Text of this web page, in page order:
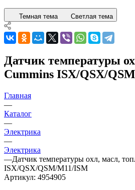
Темная тема Светлая тема
Датчик температуры
Cummins ISX/QSX/
Главная
—
Каталог
—
Электрика
—
Электрика
—Датчик температуры охл, масл,
ISX/QSX/QSM/M11/ISM
Артикул: 4954905